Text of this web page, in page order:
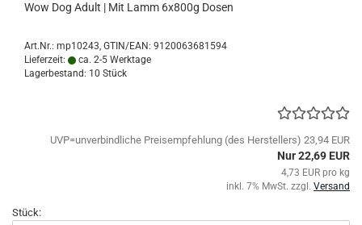
Wow Dog Adult | Mit Lamm 6x800g Dosen
Art.Nr.: mp10243 GTIN/EAN: 9120063681594
Lieferzeit:
ca. 2-5 Werktage
Lagerbestand: 10 Stück
UVP=unverbindliche Preisempfehlung (des Herstellers) 23,94 EUR
Nur 22,69 EUR
4,73 EUR pro kg
inkl. 7% MwSt. zzgl. Versand
Stück: